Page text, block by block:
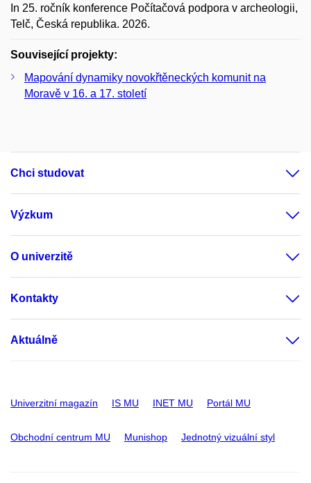
In 25. ročník konference Počítačová podpora v archeologii,
Telč, Česká republika. 2026.
Související projekty:
Mapování dynamiky novokřtěneckých komunit na
Moravě v 16. a 17. století
Chci studovat
Výzkum
O univerzitě
Kontakty
Aktuálně
Univerzitní magazín IS MU INET MU Portál MU
Obchodní centrum MU Munishop Jednotný vizuální styl